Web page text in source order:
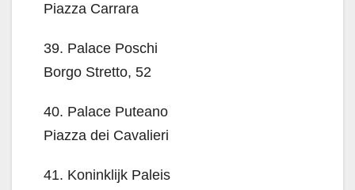
Piazza Carrara
39. Palace Poschi
Borgo Stretto, 52
40. Palace Puteano
Piazza dei Cavalieri
41. Koninklijk Paleis